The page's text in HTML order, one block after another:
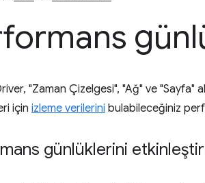
"Zaman Çizelgesi", "Ağ" ve "Sayfa"
için izleme verilerini bulabileceğiniz
günlüklerini